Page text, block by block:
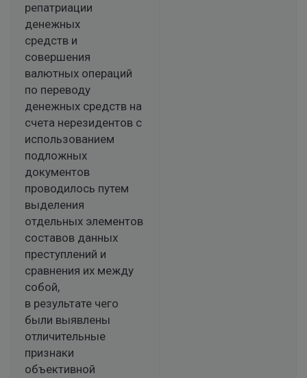
репатриации
денежных
средств и
совершения
валютных операций
по переводу
денежных средств на
счета нерезидентов с
использованием
подложных
документов
проводилось путем
выделения
отдельных элементов
составов данных
преступлений и
сравнения их между
собой,
в результате чего
были выявлены
отличительные
признаки
объективной